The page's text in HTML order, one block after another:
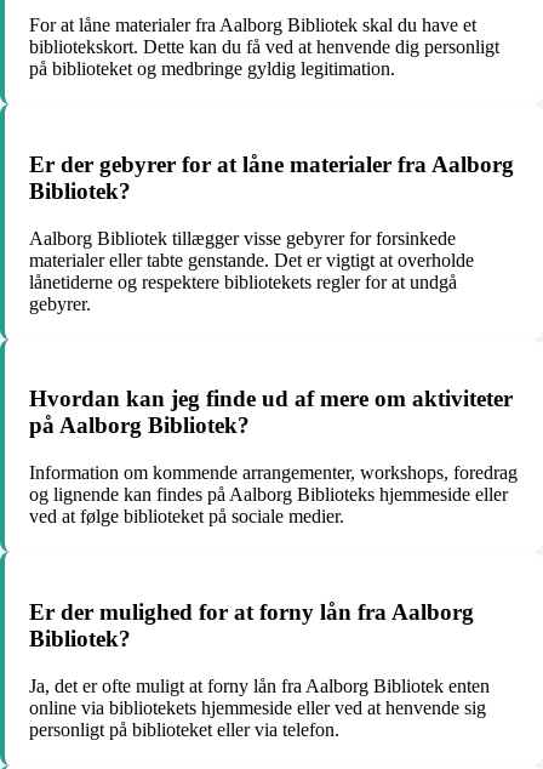
For at låne materialer fra Aalborg Bibliotek skal du have et
bibliotekskort. Dette kan du få ved at henvende dig personligt
på biblioteket og medbringe gyldig legitimation.
Er der gebyrer for at låne materialer fra Aalborg
Bibliotek?
Aalborg Bibliotek tillægger visse gebyrer for forsinkede
materialer eller tabte genstande. Det er vigtigt at overholde
lånetiderne og respektere bibliotekets regler for at undgå
gebyrer.
Hvordan kan jeg finde ud af mere om aktiviteter
på Aalborg Bibliotek?
Information om kommende arrangementer, workshops, foredrag
og lignende kan findes på Aalborg Biblioteks hjemmeside eller
ved at følge biblioteket på sociale medier.
Er der mulighed for at forny lån fra Aalborg
Bibliotek?
Ja, det er ofte muligt at forny lån fra Aalborg Bibliotek enten
online via bibliotekets hjemmeside eller ved at henvende sig
personligt på biblioteket eller via telefon.